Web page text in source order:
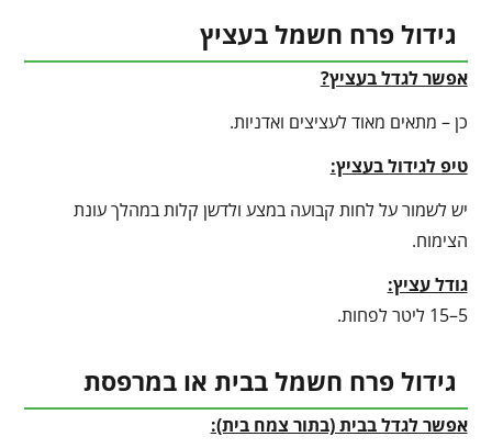
גידול פרח חשמל בעציץ
אפשר לגדל בעציץ?
כן – מתאים מאוד לעציצים ואדניות.
טיפ לגידול בעציץ:
יש לשמור על לחות קבועה במצע ולדשן קלות במהלך עונת
הצימוח.
גודל עציץ:
5–15 ליטר לפחות.
גידול פרח חשמל בבית או במרפסת
אפשר לגדל בבית (בתור צמח בית):